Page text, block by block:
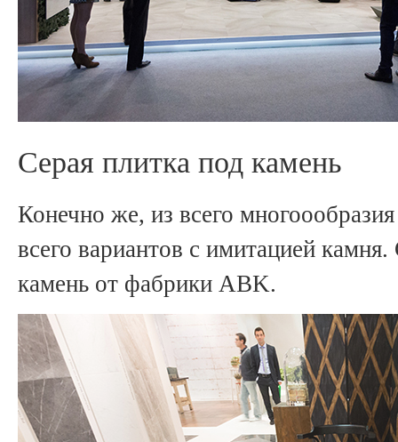
Серая плитка под камень
Конечно же, из всего
всего вариантов с имитацией
камень от фабрики ABK.